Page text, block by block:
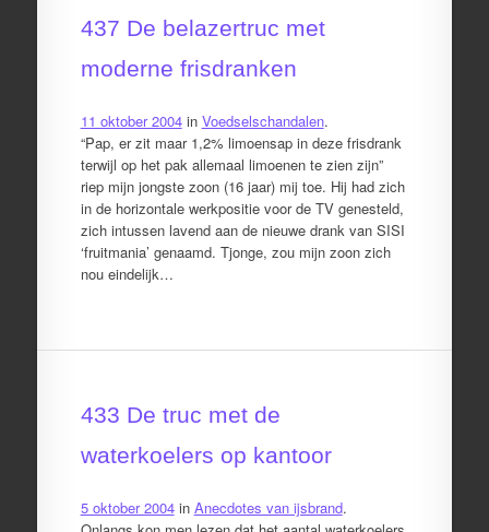
437 De belazertruc met
moderne frisdranken
11 oktober 2004in Voedselschandalen.
“Pap, er zit maar 1,2% limoensap in deze frisdrank
terwijl op het pak allemaal limoenen te zien zijn”
riep mijn jongste zoon (16 jaar) mij toe. Hij had zich
in de horizontale werkpositie voor de TV genesteld,
zich intussen lavend aan de nieuwe drank van SISI
‘fruitmania’ genaamd. Tjonge, zou mijn zoon zich
nou eindelijk…
433 De truc met de
waterkoelers op kantoor
5 oktober 2004in Anecdotes van ijsbrand.